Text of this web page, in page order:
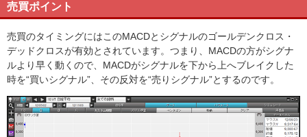
売買ポイント
売買のタイミングにはこのMACDとシグナルのゴールデンクロス・
デッドクロスが有効とされています。つまり、MACDの方がシグナ
ルより早く動くので、MACDがシグナルを下から上へブレイクした
時を“買いシグナル”、その反対を“売りシグナル”とするのです。